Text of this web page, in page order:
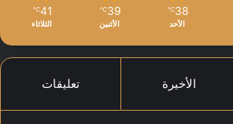
38
℃
الأحد
39
℃
الأثنين
41
℃
الثلاثاء
الأخيرة تعليقات